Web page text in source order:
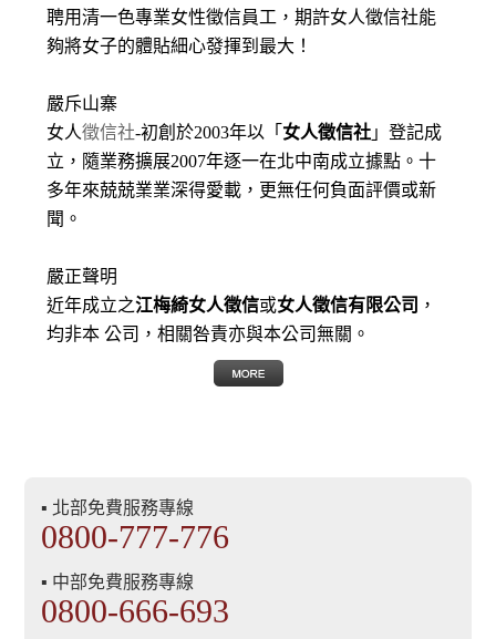
聘用清一色專業女性徵信員工，期許女人徵信社能
夠將女子的體貼細心發揮到最大 ！
嚴斥山寨
女人徵信社-初創於2003年以「 女人徵信社 」登記成
立，隨業務擴展2007年逐一在北中南成立據點。十
多年來兢兢業業深得愛載，更無任何負面評價或新
聞。
嚴正聲明
近年成立之江梅綺女人徵信或女人徵信有限公司 ，
均非本 公司，相關咎責亦與本公司無關。
▪ 北部免費服務專線
0800-777-776
▪ 中部免費服務專線
0800-666-693